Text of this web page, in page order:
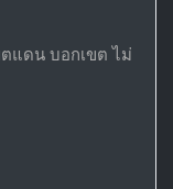
แดน บอกเขต ไม่